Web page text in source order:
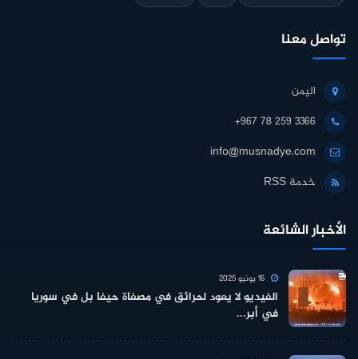
تواصل معنا
اليمن
+967 78 259 3366
info@musnadye.com
خدمة RSS
الأخبار الشائعة
الفيديو لا يعود لحرائق في مصفاة حيفا بل في سوريا
في أبر...